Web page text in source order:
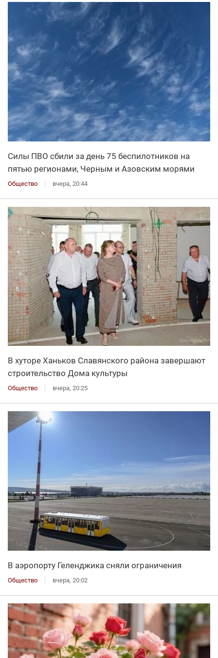
Силы ПВО сбили за день 75 беспилотников на
пятью регионами, Черным и Азовским морями
Общество вчера, 20:44
В хуторе Ханьков Славянского района завершают
строительство Дома культуры
Общество вчера, 20:25
В аэропорту Геленджика сняли ограничения
Общество вчера, 20:02